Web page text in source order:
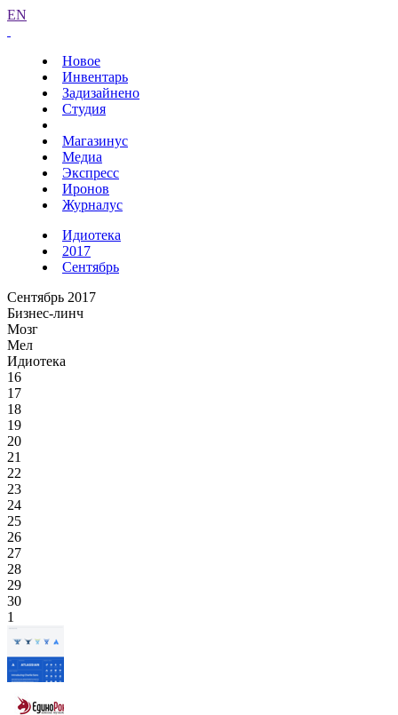
EN
Новое
Инвентарь
Задизайнено
Студия
Магазинус
Медиа
Экспресс
Иронов
Журналус
Идиотека
2017
Сентябрь
Сентябрь 2017
Бизнес-линч
Мозг
Мел
Идиотека
16
17
18
19
20
21
22
23
24
25
26
27
28
29
30
1